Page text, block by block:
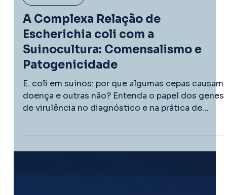
Suinocultura
A Complexa Relação de
Escherichia coli com a
Suinocultura: Comensalismo e
Patogenicidade
E. coli em suínos: por que algumas cepas causam
de virulência no diagnóstico e na prática de